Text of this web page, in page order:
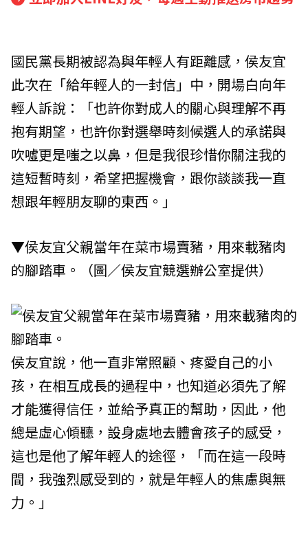
國民黨長期被認為與年輕人有距離感，侯友宜
此次在「給年輕人的一封信」中，開場白向年
輕人訴說：「也許你對成人的關心與理解不再
抱有期望，也許你對選舉時刻候選人的承諾與
吹噓更是嗤之以鼻，但是我很珍惜你關注我的
這短暫時刻，希望把握機會，跟你談談我一直
想跟年輕朋友聊的東西。」
▼侯友宜父親當年在菜市場賣豬，用來載豬肉
的腳踏車。（圖／侯友宜競選辦公室提供）
侯友宜說，他一直非常照顧、疼愛自己的小
孩，在相互成長的過程中，也知道必須先了解
才能獲得信任，並給予真正的幫助，因此，他
總是虛心傾聽，設身處地去體會孩子的感受，
這也是他了解年輕人的途徑，「而在這一段時
間，我強烈感受到的，就是年輕人的焦慮與無
力。」